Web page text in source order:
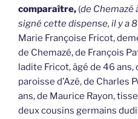
comparaître, (de Chemazé
signé cette dispense, il y a
Marie Françoise Fricot,
de Chemazé, de François
ladite Fricot, âgé de 46
paroisse d’Azé, de Charles
ans, de Maurice Rayon,
deux cousins germains